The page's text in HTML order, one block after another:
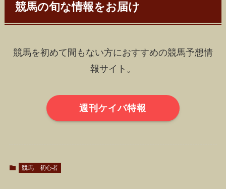
競馬の旬な情報をお届け
競馬を初めて間もない方におすすめの競馬予想情
報サイト。
週刊ケイバ特報
競馬 初心者